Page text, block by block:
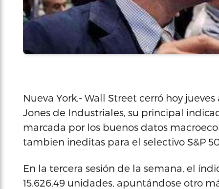
Nueva York.- Wall Street cerró hoy
Jones de Industriales, su principal
marcada por los buenos datos
tambien ineditas para el selectivo S&P
En la tercera sesión de la semana, el
15.626,49 unidades, apuntándose otro